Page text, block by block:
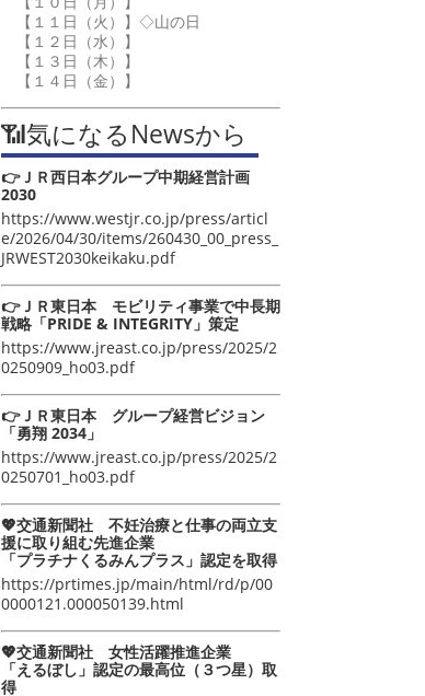
【１１日（火）】◇山の日
【１２日（水）】
【１３日（木）】
【１４日（金）】
📶気になるNewsから
👉ＪＲ西日本グループ中期経営計画
2030
https://www.westjr.co.jp/press/articl
e/2026/04/30/items/260430_00_press_
JRWEST2030keikaku.pdf
👉ＪＲ東日本 モビリティ事業で中長期
戦略「PRIDE & INTEGRITY」策定
https://www.jreast.co.jp/press/2025/2
0250909_ho03.pdf
👉ＪＲ東日本 グループ経営ビジョン
「勇翔 2034」
https://www.jreast.co.jp/press/2025/2
0250701_ho03.pdf
💖交通新聞社 不妊治療と仕事の両立支
援に取り組む先進企業
「プラチナくるみんプラス」認定を取得
https://prtimes.jp/main/html/rd/p/00
0000121.000050139.html
💖交通新聞社 女性活躍推進企業
「えるぼし」認定の最高位（３つ星）取
得